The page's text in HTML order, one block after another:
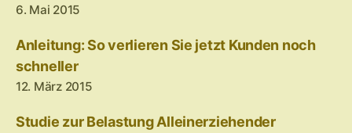
6. Mai 2015
Anleitung: So verlieren Sie jetzt Kunden noch
schneller
12. März 2015
Studie zur Belastung Alleinerziehender